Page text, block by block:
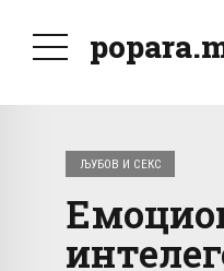
ЉУБОВ И СЕКС